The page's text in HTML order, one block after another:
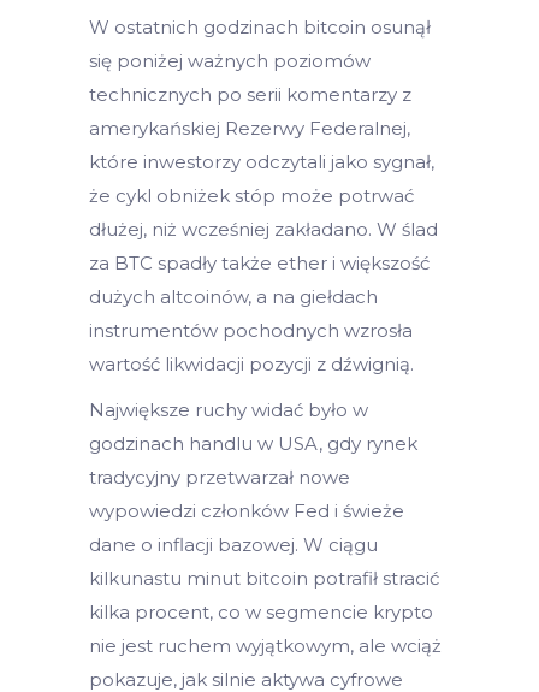
W ostatnich godzinach bitcoin osunął
się poniżej ważnych poziomów
technicznych po serii komentarzy z
amerykańskiej Rezerwy Federalnej,
które inwestorzy odczytali jako sygnał,
że cykl obniżek stóp może potrwać
dłużej, niż wcześniej zakładano. W ślad
za BTC spadły także ether i większość
dużych altcoinów, a na giełdach
instrumentów pochodnych wzrosła
wartość likwidacji pozycji z dźwignią.
Największe ruchy widać było w
godzinach handlu w USA, gdy rynek
tradycyjny przetwarzał nowe
wypowiedzi członków Fed i świeże
dane o inflacji bazowej. W ciągu
kilkunastu minut bitcoin potrafił stracić
kilka procent, co w segmencie krypto
nie jest ruchem wyjątkowym, ale wciąż
pokazuje, jak silnie aktywa cyfrowe